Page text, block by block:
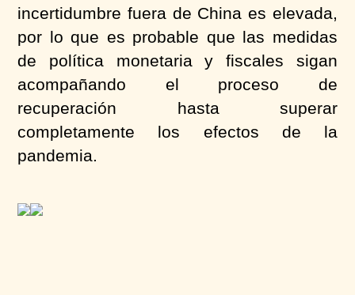
incertidumbrefuera de China es elevada,
por lo que es probable que las medidas
de política monetaria y fiscales sigan
acompañando el proceso de
recuperación hasta superar
completamente los efectos de la
pandemia.